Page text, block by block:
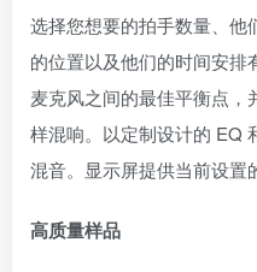
选择您想要的拍手数量、他
的位置以及他们的时间安排
麦克风之间的最佳平衡点，
样混响。以定制设计的 EQ
混音。显示屏提供当前设置
高质量样品